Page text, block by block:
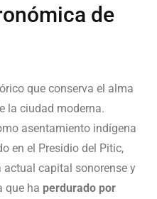
de
que conserva el alma
la ciudad moderna.
asentamiento indígena
en el Presidio del Pitic,
actual capital sonorense y
que ha perdurado por